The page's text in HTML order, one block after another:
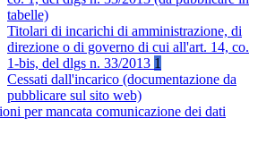
tabelle)
Titolari di incarichi di amministrazione, di
direzione o di governo di cui all'art. 14, co.
1-bis, del dlgs n. 33/2013 1
Cessati dall'incarico (documentazione da
pubblicare sul sito web)
per mancata comunicazione dei dati